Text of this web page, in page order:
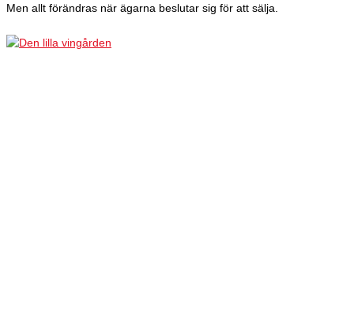
Men allt förändras när ägarna beslutar sig för att sälja.